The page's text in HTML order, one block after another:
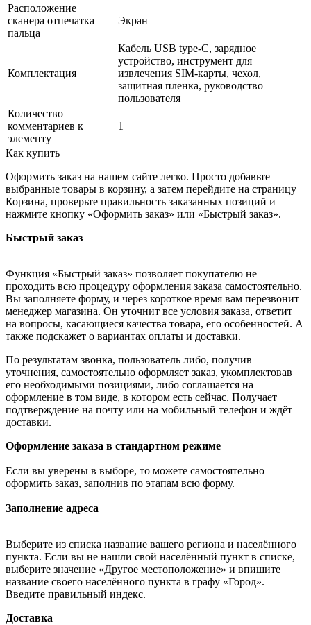
Расположение
сканера отпечатка
пальца
Экран
Комплектация
Кабель USB type-C, зарядное
устройство, инструмент для
извлечения SIM-карты, чехол,
защитная пленка, руководство
пользователя
Количество
комментариев к
элементу
1
Как купить
Оформить заказ на нашем сайте легко. Просто добавьте
выбранные товары в корзину, а затем перейдите на страницу
Корзина, проверьте правильность заказанных позиций и
нажмите кнопку «Оформить заказ» или «Быстрый заказ».
Быстрый заказ
Функция «Быстрый заказ» позволяет покупателю не
проходить всю процедуру оформления заказа самостоятельно.
Вы заполняете форму, и через короткое время вам перезвонит
менеджер магазина. Он уточнит все условия заказа, ответит
на вопросы, касающиеся качества товара, его особенностей. А
также подскажет о вариантах оплаты и доставки.
По результатам звонка, пользователь либо, получив
уточнения, самостоятельно оформляет заказ, укомплектовав
его необходимыми позициями, либо соглашается на
оформление в том виде, в котором есть сейчас. Получает
подтверждение на почту или на мобильный телефон и ждёт
доставки.
Оформление заказа в стандартном режиме
Если вы уверены в выборе, то можете самостоятельно
оформить заказ, заполнив по этапам всю форму.
Заполнение адреса
Выберите из списка название вашего региона и населённого
пункта. Если вы не нашли свой населённый пункт в списке,
выберите значение «Другое местоположение» и впишите
название своего населённого пункта в графу «Город».
Введите правильный индекс.
Доставка